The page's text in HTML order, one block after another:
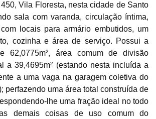
Vila Floresta, nesta cidade de Santo
sala com varanda, circulação íntima,
locais para armário embutidos, um
cozinha e área de serviço. Possui a
62,0775m², área comum de divisão
a 39,4695m² (estando nesta incluída a
a uma vaga na garagem coletiva do
perfazendo uma área total construída de
lhe uma fração ideal no todo
demais coisas de uso comum do
de Propostas
efetuar lances ou